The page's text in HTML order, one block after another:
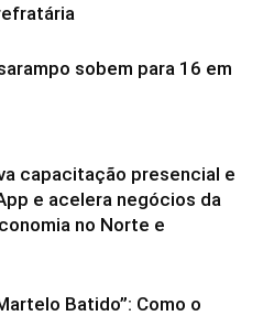
sobem para 16 em
capacitação presencial e
e acelera negócios da
no Norte e
Batido”: Como o